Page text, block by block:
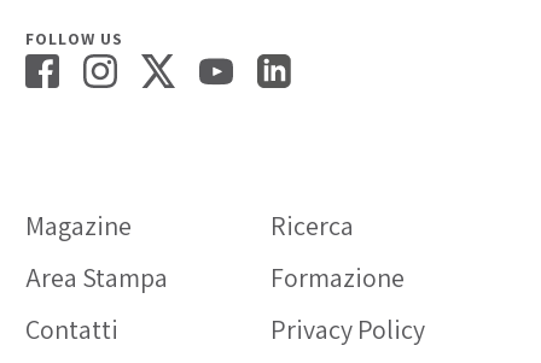
FOLLOW US
Magazine
Ricerca
Area Stampa
Formazione
Contatti
Privacy Policy